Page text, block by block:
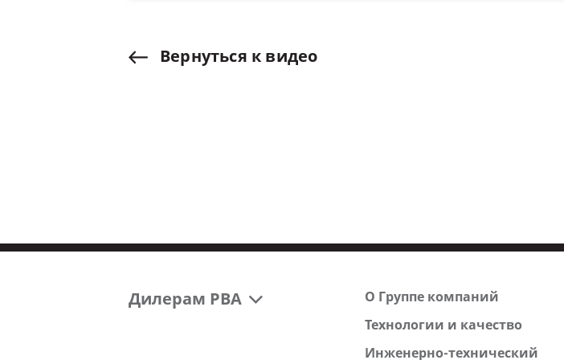
Вернуться к видео
Дилерам РВА
О Группе компаний
Технологии и качество
Инженерно-технический